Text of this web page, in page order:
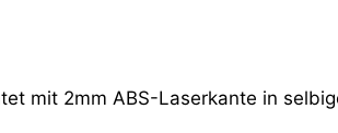
mit 2mm ABS-Laserkante in